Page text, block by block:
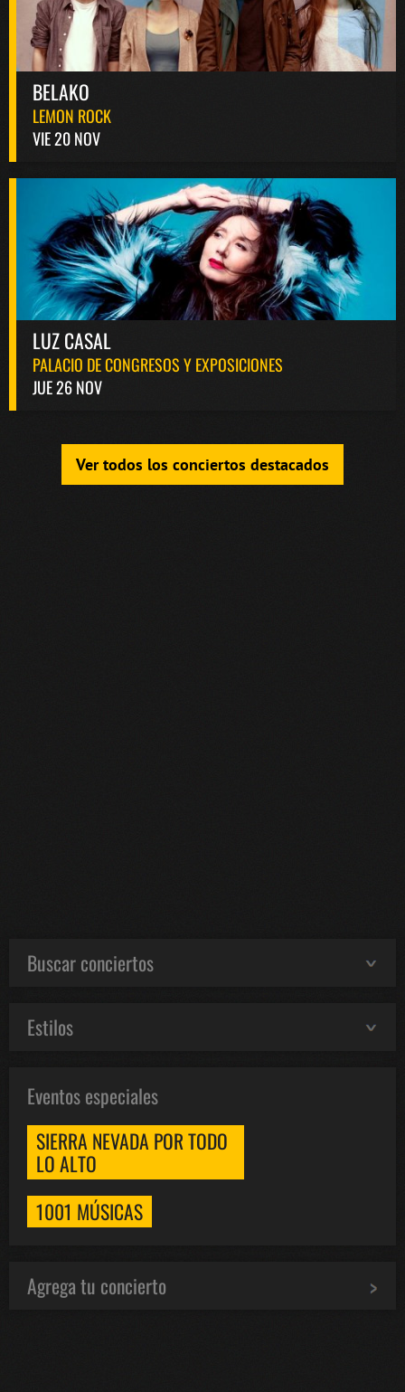
BELAKO
LEMON ROCK
VIE 20 NOV
LUZ CASAL
PALACIO DE CONGRESOS Y EXPOSICIONES
JUE 26 NOV
Ver todos los conciertos destacados
Buscar conciertos
Estilos
Eventos especiales
SIERRA NEVADA POR TODO
LO ALTO
1001 MÚSICAS
Agrega tu concierto